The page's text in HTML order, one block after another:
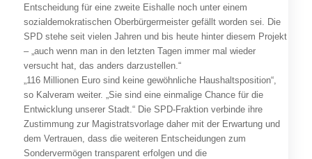
Entscheidung für eine zweite Eishalle noch unter einem
sozialdemokratischen Oberbürgermeister gefällt worden sei. Die
SPD stehe seit vielen Jahren und bis heute hinter diesem Projekt
– „auch wenn man in den letzten Tagen immer mal wieder
versucht hat, das anders darzustellen.“
„116 Millionen Euro sind keine gewöhnliche Haushaltsposition“,
so Kalveram weiter. „Sie sind eine einmalige Chance für die
Entwicklung unserer Stadt.“ Die SPD-Fraktion verbinde ihre
Zustimmung zur Magistratsvorlage daher mit der Erwartung und
dem Vertrauen, dass die weiteren Entscheidungen zum
Sondervermögen transparent erfolgen und die